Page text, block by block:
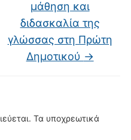
μάθηση και
διδασκαλία της
γλώσσας στη Πρώτη
Δημοτικού →
Τα υποχρεωτικά